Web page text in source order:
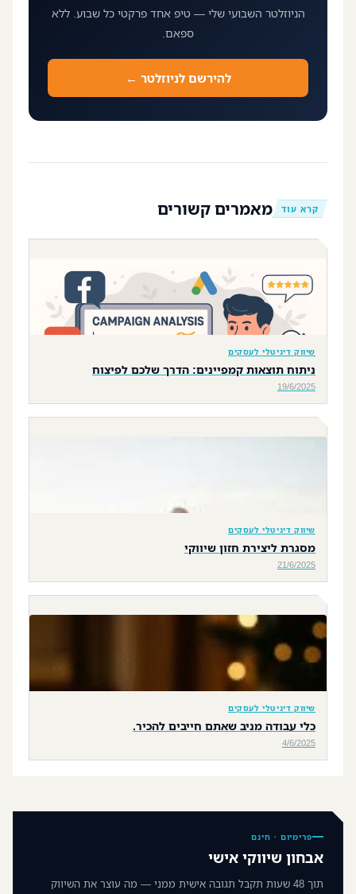
הניוזלטר השבועי שלי — טיפ אחד פרקטי כל שבוע. ללא
ספאם.
להירשם לניוזלטר ←
קרא עוד מאמרים קשורים
שיווק דיגיטלי לעסקים
ניתוח תוצאות קמפיינים: הדרך שלכם לפיצוח
19/6/2025
שיווק דיגיטלי לעסקים
מסגרת ליצירת חזון שיווקי
21/6/2025
שיווק דיגיטלי לעסקים
כלי עבודה מניב שאתם חייבים להכיר.
4/6/2025
פרימיום · חינם
אבחון שיווקי אישי
תוך 48 שעות תקבל תגובה אישית ממני — מה עוצר את השיווק